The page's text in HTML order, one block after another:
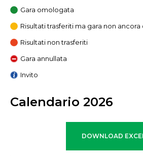
Gara omologata
Risultati trasferiti ma gara non
Risultati non trasferiti
Gara annullata
Invito
Calendario 2026